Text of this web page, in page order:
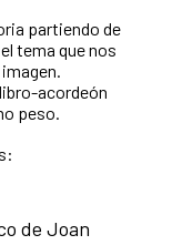
partiendo de
tema que nos
acordeón
peso.
de Joan